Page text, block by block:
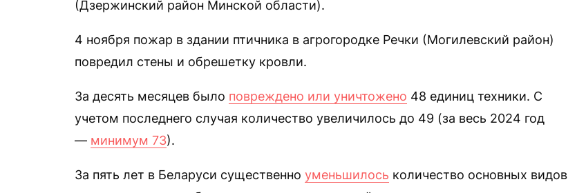
(Дзержинский район Минской области).
4 ноября пожар в здании птичника в агрогородке Речки (Могилевский район)
повредил стены и обрешетку кровли.
За десять месяцев было повреждено или уничтожено 48 единиц техники. С
учетом последнего случая количество увеличилось до 49 (за весь 2024 год
— минимум 73).
За пять лет в Беларуси существенно уменьшилось количество основных видов